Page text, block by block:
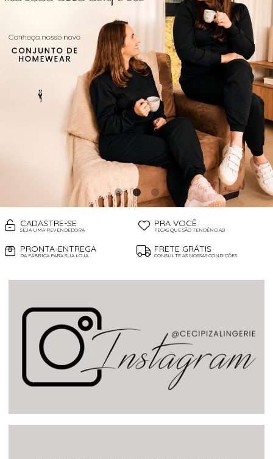
CADASTRE-SE
SEJA UMA REVENDEDORA
PRA VOCÊ
PEÇAS QUE SÃO TENDÊNCIAS!
PRONTA-ENTREGA
DA FÁBRICA PARA SUA LOJA
FRETE GRÁTIS
CONSULTE AS NOSSAS CONDIÇÕES